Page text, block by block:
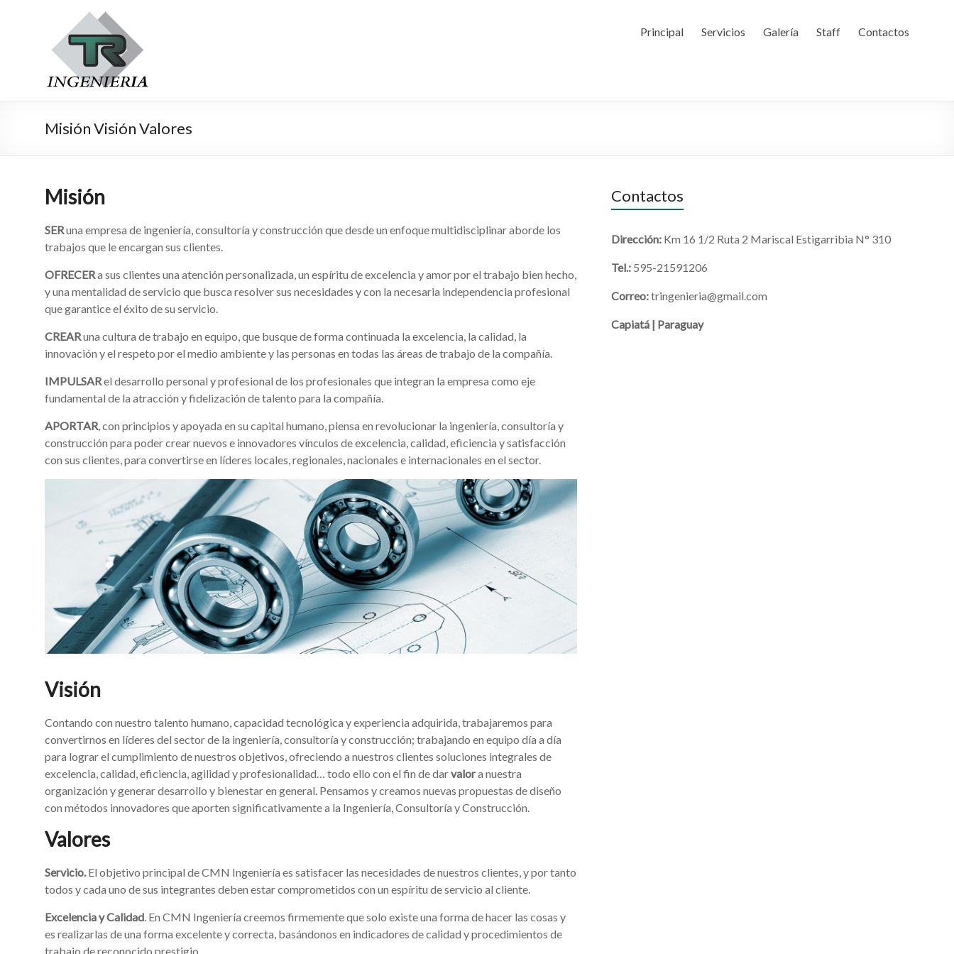
Principal Servicios Galería Staff Contactos
Misión Visión Valores
Misión
SERuna empresa de ingeniería, consultoría y construcción que desde un enfoque multidisciplinar aborde los
trabajos que le encargan sus clientes.
OFRECERa sus clientes una atención personalizada, un espíritu de excelencia y amor por el trabajo bien hecho,
y una mentalidad de servicio que busca resolver sus necesidades y con la necesaria independencia profesional
que garantice el éxito de su servicio.
CREARuna cultura de trabajo en equipo, que busque de forma continuada la excelencia, la calidad, la
innovación y el respeto por el medio ambiente y las personas en todas las áreas de trabajo de la compañía.
IMPULSARel desarrollo personal y profesional de los profesionales que integran la empresa como eje
fundamental de la atracción y fidelización de talento para la compañía.
APORTAR, con principios y apoyada en su capital humano, piensa en revolucionar la ingeniería, consultoría y
construcción para poder crear nuevos e innovadores vínculos de excelencia, calidad, eficiencia y satisfacción
con sus clientes, para convertirse en líderes locales, regionales, nacionales e internacionales en el sector.
Visión
Contando con nuestro talento humano, capacidad tecnológica y experiencia adquirida, trabajaremos para
convertirnos en líderes del sector de la ingeniería, consultoría y construcción; trabajando en equipo día a día
para lograr el cumplimiento de nuestros objetivos, ofreciendo a nuestros clientes soluciones integrales de
excelencia, calidad, eficiencia, agilidad y profesionalidad… todo ello con el fin de darvalora nuestra
organización y generar desarrollo y bienestar en general. Pensamos y creamos nuevas propuestas de diseño
con métodos innovadores que aporten significativamente a la Ingeniería, Consultoría y Construcción.
Valores
Servicio.El objetivo principal de CMN Ingeniería es satisfacer las necesidades de nuestros clientes, y por tanto
todos y cada uno de sus integrantes deben estar comprometidos con un espíritu de servicio al cliente.
Excelencia y Calidad. En CMN Ingeniería creemos firmemente que solo existe una forma de hacer las cosas y
es realizarlas de una forma excelente y correcta, basándonos en indicadores de calidad y procedimientos de
trabajo de reconocido prestigio.
Contactos
Dirección: Km 16 1/2 Ruta 2 Mariscal Estigarribia N° 310
Tel.: 595-21591206
Correo:tringenieria@gmail.com
Capiatá | Paraguay